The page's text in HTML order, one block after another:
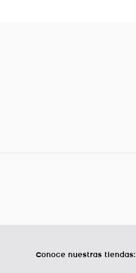
Conoce nuestras tiendas: